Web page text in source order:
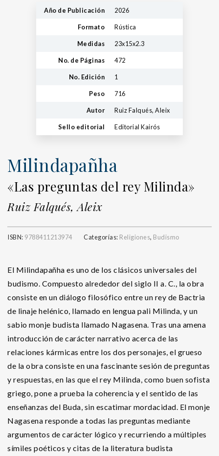
Año de Publicación 2026
Formato Rústica
Medidas 23x15x2.3
No. de Páginas 472
No. Edición 1
Peso 716
Autor Ruiz Falqués, Aleix
Sello editorial Editorial Kairós
Milindapañha
«Las preguntas del rey Milinda»
Ruiz Falqués, Aleix
ISBN: 9788411213974 Categorías: Religiones, Budismo
El Milindapañha es uno de los clásicos universales del
budismo. Compuesto alrededor del siglo II a. C., la obra
consiste en un diálogo filosófico entre un rey de Bactria
de linaje helénico, llamado en lengua pali Milinda, y un
sabio monje budista llamado Nagasena. Tras una amena
introducción de carácter narrativo acerca de las
relaciones kármicas entre los dos personajes, el grueso
de la obra consiste en una fascinante sesión de preguntas
y respuestas, en las que el rey Milinda, como buen sofista
griego, pone a prueba la coherencia y el sentido de las
enseñanzas del Buda, sin escatimar mordacidad. El monje
Nagasena responde a todas las preguntas mediante
argumentos de carácter lógico y recurriendo a múltiples
símiles poéticos y citas de la literatura budista